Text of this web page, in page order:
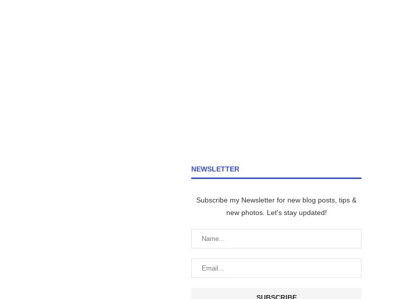
NEWSLETTER
Subscribe my Newsletter for new blog posts, tips &
new photos. Let's stay updated!